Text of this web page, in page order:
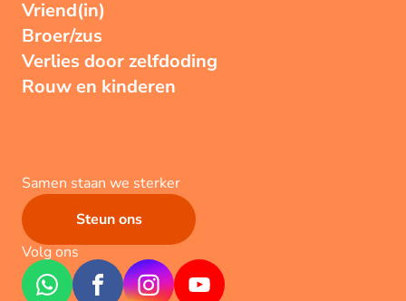
Vriend(in)
Broer/zus
Verlies door zelfdoding
Rouw en kinderen
Samen staan we sterker
Steun ons
Volg ons